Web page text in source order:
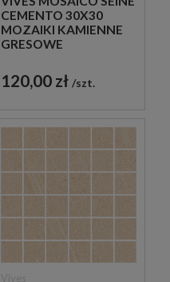
CEMENTO 30X30
MOZAIKI KAMIENNE
GRESOWE
120,00 zł szt.